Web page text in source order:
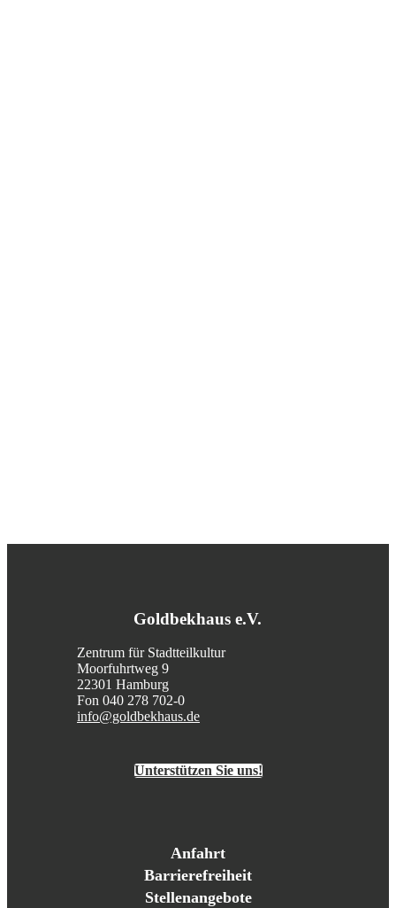
Goldbekhaus e.V.
Zentrum für Stadtteilkultur
Moorfuhrtweg 9
22301 Hamburg
Fon 040 278 702-0
info@goldbekhaus.de
Unterstützen Sie uns!
Anfahrt
Barrierefreiheit
Stellenangebote